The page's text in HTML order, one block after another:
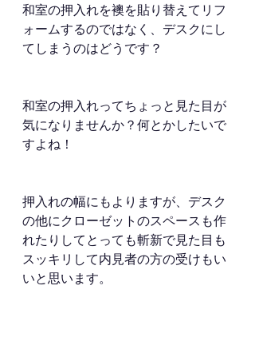
和室の押入れを襖を貼り替えてリフ
ォームするのではなく、デスクにし
てしまうのはどうです？
和室の押入れってちょっと見た目が
気になりませんか？何とかしたいで
すよね！
押入れの幅にもよりますが、デスク
の他にクローゼットのスペースも作
れたりしてとっても斬新で見た目も
スッキリして内見者の方の受けもい
いと思います。